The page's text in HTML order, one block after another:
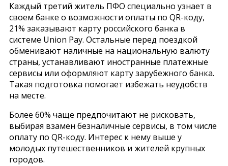
Каждый третий житель ПФО специально узнает в
своем банке о возможности оплаты по QR-коду,
21% заказывают карту российского банка в
системе Union Pay. Остальные перед поездкой
обменивают наличные на национальную валюту
страны, устанавливают иностранные платежные
сервисы или оформляют карту зарубежного банка.
Такая подготовка помогает избежать неудобств
на месте.
Более 60% чаще предпочитают не рисковать,
выбирая взамен безналичные сервисы, в том числе
оплату по QR-коду. Интерес к нему выше у
молодых путешественников и жителей крупных
городов.